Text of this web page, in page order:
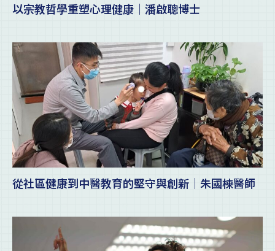
以宗教哲學重塑心理健康｜潘啟聰博士
從社區健康到中醫教育的堅守與創新｜朱國棟醫師